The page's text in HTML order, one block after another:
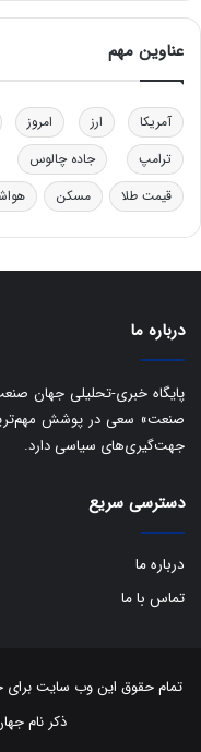
ل
د
خ
و
د
ر
و
ه
ی
ب
ی
ف
ت
عناوین مهم
آمریکا ارز امروز
ترامپ
جاده چالوس
قیمت طلا
مسکن
درباره ما
پایگاه خبری-تحلیلی جهان
صنعت» سعی در پوشش مهم‌ترین
جهت‌گیری‌های سیاسی دارد.
دسترسی سریع
درباره ما
تماس با ما
تمام حقوق این وب سایت
ذکر نام